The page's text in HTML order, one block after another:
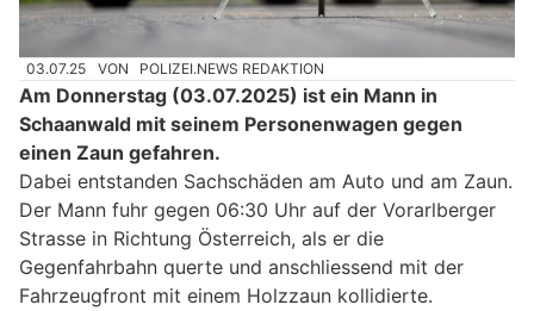
03.07.25 VON POLIZEI.NEWS REDAKTION
Am Donnerstag (03.07.2025) ist ein Mann in
Schaanwald mit seinem Personenwagen gegen
einen Zaun gefahren.
Dabei entstanden Sachschäden am Auto und am Zaun.
Der Mann fuhr gegen 06:30 Uhr auf der Vorarlberger
Strasse in Richtung Österreich, als er die
Gegenfahrbahn querte und anschliessend mit der
Fahrzeugfront mit einem Holzzaun kollidierte.